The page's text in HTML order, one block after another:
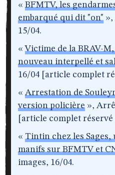
« BFMTV, les
embarqué qui dit "on" »,
15/04.
«Victime de la BRAV-
nouveau interpellé et
16/04 [article complet
« Arrestation de
version policière »,
[article complet réservé
« Tintin chez les Sages,
manifs sur BFMTV et
images, 16/04.